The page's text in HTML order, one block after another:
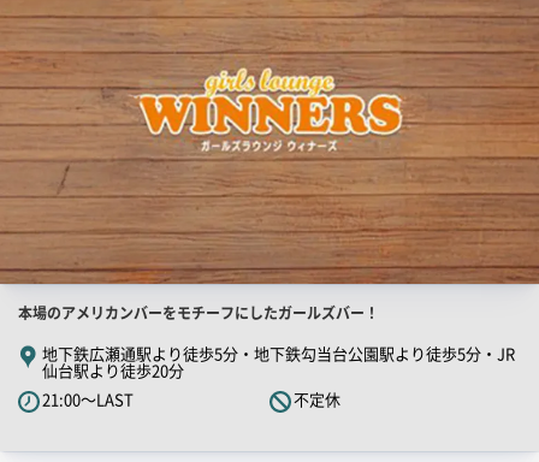
店
舗
PR
キ
ッ
本場のアメリカンバーをモチーフにしたガールズバー！
地下鉄広瀬通駅より徒歩5分・地下鉄勾当台公園駅より徒歩5分・JR
仙台駅より徒歩20分
21:00～LAST
不定休